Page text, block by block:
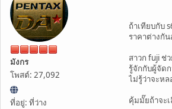
มังกร
โพสต์: 27,092
ที่อยู่: ที่ว่าง
ถ้าเทียบกับ
ราคาต่างกัน
สาวก fuji ช่
รู้จักกับผู้จัด
ไม่รู้ว่าจะหล
คุ้มมั๊ยถ้าจะ